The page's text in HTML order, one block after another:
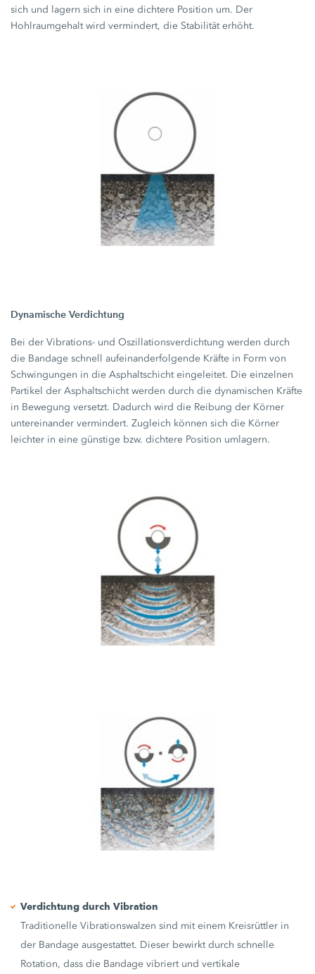
sich und lagern sich in eine dichtere Position um. Der
Hohlraumgehalt wird vermindert, die Stabilität erhöht.
Dynamische Verdichtung
Bei der Vibrations- und Oszillationsverdichtung werden durch
die Bandage schnell aufeinanderfolgende Kräfte in Form von
Schwingungen in die Asphaltschicht eingeleitet. Die einzelnen
Partikel der Asphaltschicht werden durch die dynamischen Kräfte
in Bewegung versetzt. Dadurch wird die Reibung der Körner
untereinander vermindert. Zugleich können sich die Körner
leichter in eine günstige bzw. dichtere Position umlagern.
Verdichtung durch Vibration
Traditionelle Vibrationswalzen sind mit einem Kreisrüttler in
der Bandage ausgestattet. Dieser bewirkt durch schnelle
Rotation, dass die Bandage vibriert und vertikale